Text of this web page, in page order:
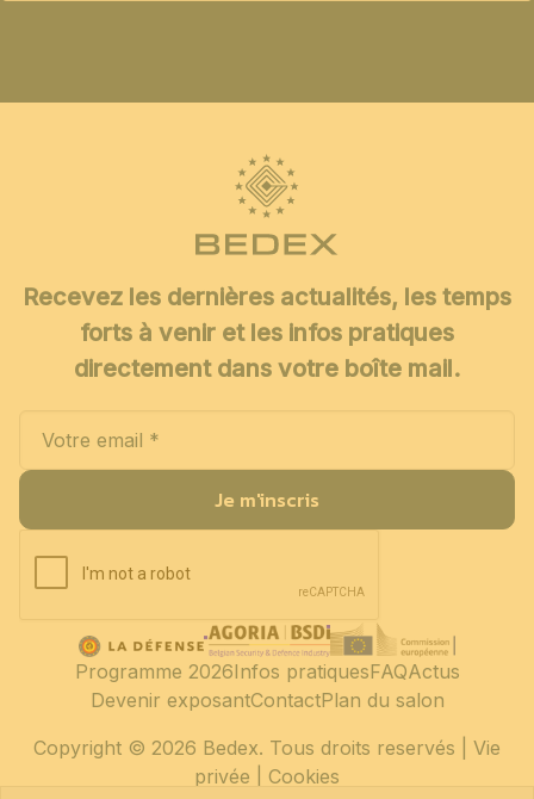
Recevez les dernières actualités, les temps
forts à venir et les infos pratiques
directement dans votre boîte mail.
Je m'inscris
Copyright © 2026 Bedex. Tous droits reservés | Vie
privée
Cookies
Programme 2026Infos pratiquesFAQActus
Devenir exposantContactPlan du salon